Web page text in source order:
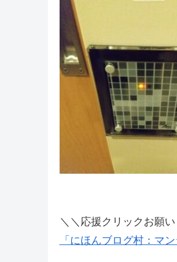
＼＼応援クリックお願
「にほんブログ村：マ